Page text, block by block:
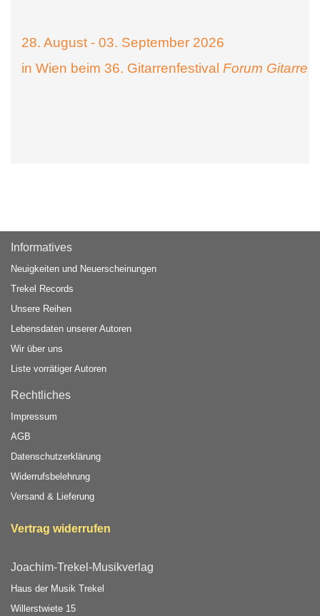
28. August - 03. September 2026
in Wien beim 36. Gitarrenfestival Forum Gitarre
Informatives
Neuigkeiten und Neuerscheinungen
Trekel Records
Unsere Reihen
Lebensdaten unserer Autoren
Wir über uns
Liste vorrätiger Autoren
Rechtliches
Impressum
AGB
Datenschutzerklärung
Widerrufsbelehrung
Versand & Lieferung
Vertrag widerrufen
Joachim-Trekel-Musikverlag
Haus der Musik Trekel
Willerstwiete 15